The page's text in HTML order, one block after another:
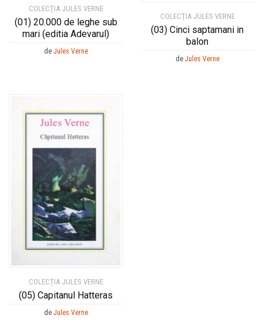
COLECȚIA JULES VERNE
(01) 20.000 de leghe sub
mari (editia Adevarul)
de Jules Verne
COLECȚIA JULES VERNE
(03) Cinci saptamani in
balon
de Jules Verne
COLECȚIA JULES VERNE
(05) Capitanul Hatteras
de Jules Verne